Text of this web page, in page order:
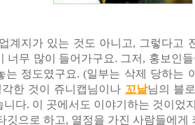
계지가 있는 것도 아니고, 그렇다고
너무 많이 들어가구요. 그저, 홍보인
는 정도였구요. (일부는 삭제 당하는
한 것이 쥬니캡님이나 꼬날님의 블
니다. 이 곳에서도 이야기하는 것이었
깃으로 하고, 열정을 가진 사람들에게